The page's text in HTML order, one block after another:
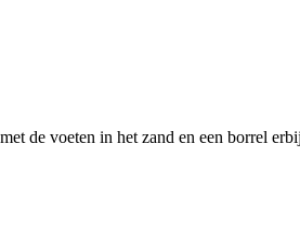
de voeten in het zand en een borrel